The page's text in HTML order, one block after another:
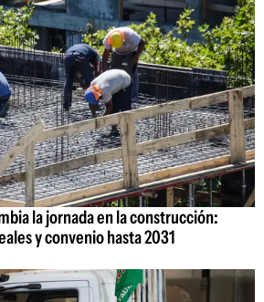
la jornada en la construcción:
y convenio hasta 2031